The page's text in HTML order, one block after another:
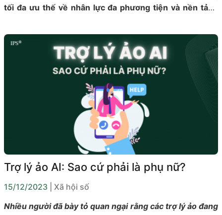
tối đa ưu thế về nhân lực đa phương tiện và nền tảng
phẩm cho nhiều loại hình, phương tiện báo chí khác
nhau. Ngày càng nhiều cơ quan báo chí trên khắp thế
giới đang tái cấu trúc và thiết kế lại tòa soạn của mình
theo hướng “hội tụ” để đáp ứng những yêu cầu của
hoạt động báo chí trong tương lai.
Trợ lý ảo AI: Sao cứ phải là phụ nữ?
15/12/2023
| Xã hội số
Nhiều người đã bày tỏ quan ngại rằng các trợ lý ảo đang